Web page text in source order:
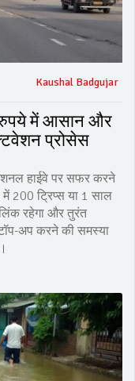
Kaushal Badgujar
रुपये में आसान और
प्रोसेस
हाईवे पर सफर करने
200 ट्रिप्स या 1 साल
रहेगा और तुरंत
अप करने की समस्या